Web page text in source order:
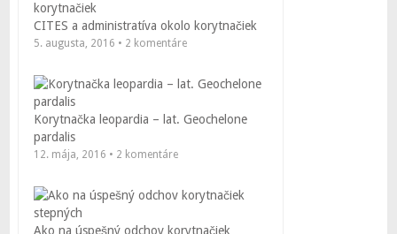
CITES a administratíva okolo korytnačiek
5. augusta, 2016 • 2 komentáre
Korytnačka leopardia – lat. Geochelone
pardalis
12. mája, 2016 • 2 komentáre
Ako na úspešný odchov korytnačiek